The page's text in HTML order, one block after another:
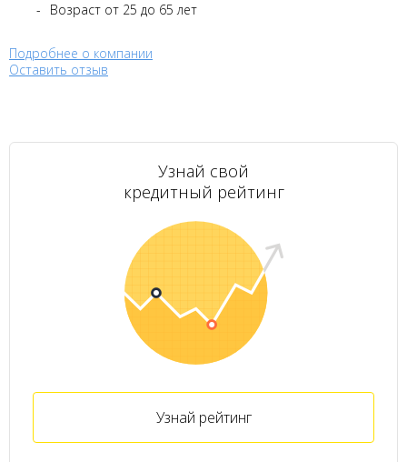
Возраст от 25 до 65 лет
Подробнее о компании
Оставить отзыв
Узнай свой
кредитный рейтинг
Узнай рейтинг